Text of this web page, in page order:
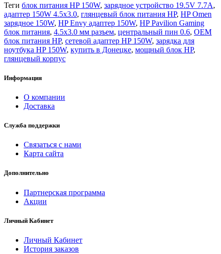
Теги блок питания HP 150W, зарядное устройство 19.5V 7.7A,
адаптер 150W 4.5x3.0, глянцевый блок питания HP, HP Omen
зарядное 150W, HP Envy адаптер 150W, HP Pavilion Gaming
блок питания, 4.5x3.0 мм разъем, центральный пин 0.6, OEM
блок питания HP, сетевой адаптер HP 150W, зарядка для
ноутбука HP 150W, купить в Донецке, мощный блок HP,
глянцевый корпус
Информация
О компании
Доставка
Служба поддержки
Связаться с нами
Карта сайта
Дополнительно
Партнерская программа
Акции
Личный Кабинет
Личный Кабинет
История заказов